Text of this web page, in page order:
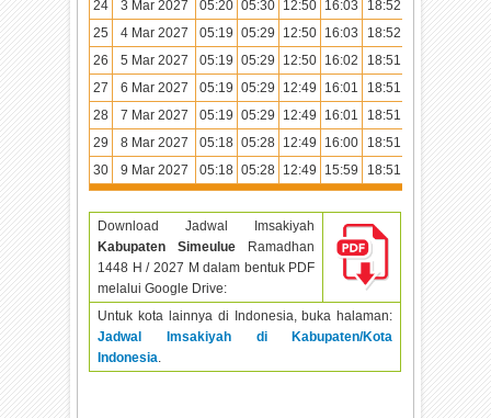
24
3 Mar 2027 05:20 05:30 12:50 16:03 18:52
20:00
25
4 Mar 2027 05:19 05:29 12:50 16:03 18:52
20:00
26
5 Mar 2027 05:19 05:29 12:50 16:02 18:51
20:00
27
6 Mar 2027 05:19 05:29 12:49 16:01 18:51
20:00
28
7 Mar 2027 05:19 05:29 12:49 16:01 18:51
19:59
29
8 Mar 2027 05:18 05:28 12:49 16:00 18:51
19:59
30
9 Mar 2027 05:18 05:28 12:49 15:59 18:51 19:59
Download Jadwal Imsakiyah
Kabupaten Simeulue Ramadhan
1448 H / 2027 M dalam bentuk PDF
melalui Google Drive:
Untuk kota lainnya di Indonesia, buka halaman:
Jadwal Imsakiyah di Kabupaten/Kota
Indonesia